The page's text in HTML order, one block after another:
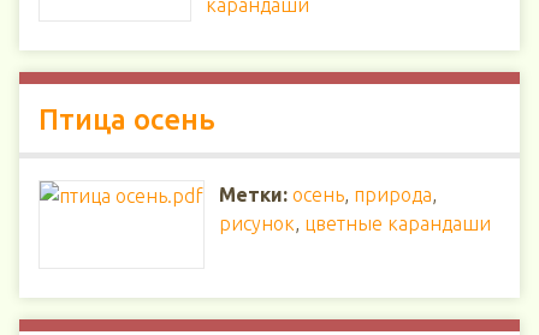
карандаши
Птица осень
Метки: осень, природа,
рисунок, цветные карандаши